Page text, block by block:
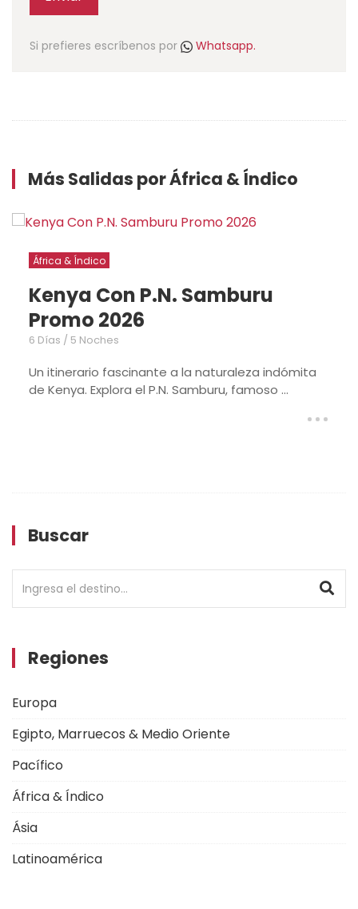
Si prefieres escríbenos por Whatsapp.
Más Salidas por África & Índico
indómita
...
Kenya con Amboseli
2026
Con este itinerario explora la
de Kenya. Adéntrate en Amboseli,
Buscar
Regiones
Europa
Egipto, Marruecos & Medio Oriente
Pacífico
África & Índico
Ásia
Latinoamérica